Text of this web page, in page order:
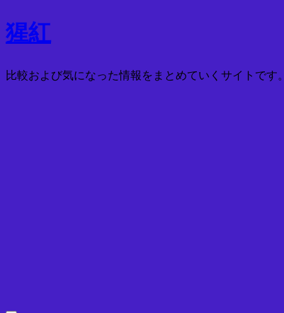
コ
ン
ン
猩紅
比較および気になった情報をまとめていくサイトです。